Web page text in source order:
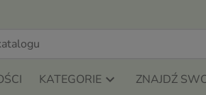
KATEGORIE ZNAJDŹ